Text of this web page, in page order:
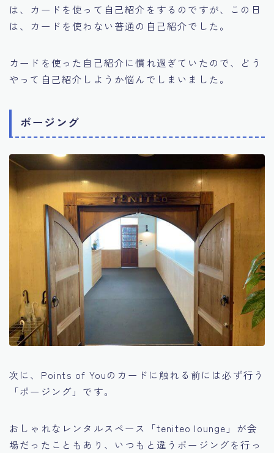
は、カードを使って自己紹介をするのですが、この日
は、カードを使わない普通の自己紹介でした。
カードを使った自己紹介に慣れ過ぎていたので、どう
やって自己紹介しようか悩んでしまいました。
ポージング
次に、Points of Youのカードに触れる前には必ず行う
「ポージング」です。
おしゃれなレンタルスペース「teniteo lounge」が会
場だったこともあり、いつもと違うポージングを行っ